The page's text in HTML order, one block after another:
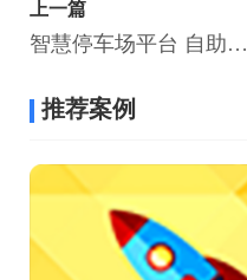
上一篇
智慧停车场平台 自助缴费停车公众号开发
推荐案例